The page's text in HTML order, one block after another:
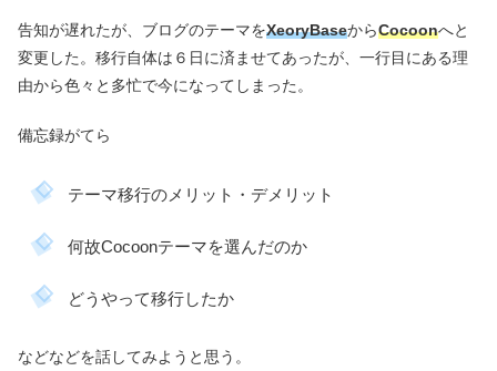
告知が遅れたが、ブログのテーマをXeoryBaseからCocoonへと
変更した。移行自体は６日に済ませてあったが、一行目にある理
由から色々と多忙で今になってしまった。
備忘録がてら
テーマ移行のメリット・デメリット
何故Cocoonテーマを選んだのか
どうやって移行したか
などなどを話してみようと思う。